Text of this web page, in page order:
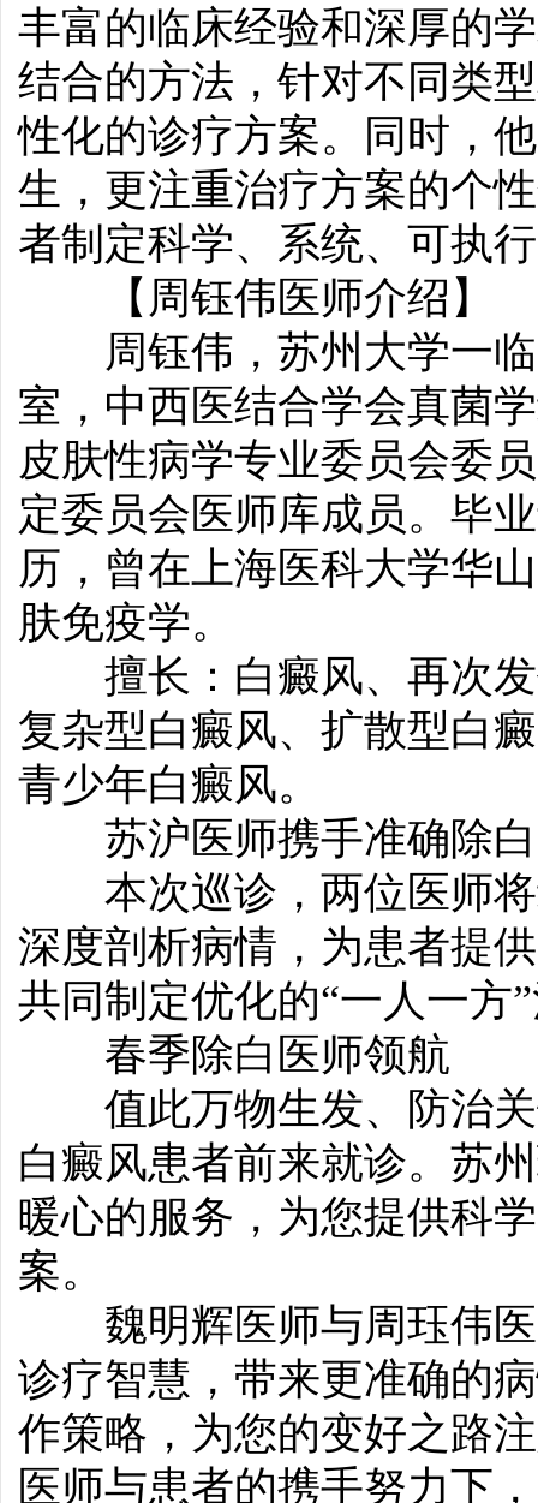
丰富的临床经验和深厚的
结合的方法，针对不同类
性化的诊疗方案。同时，
生，更注重治疗方案的个
者制定科学、系统、可执
【周钰伟医师介绍】
周钰伟，苏州大学一临
室，中西医结合学会真菌
皮肤性病学专业委员会委
定委员会医师库成员。毕
历，曾在上海医科大学华
肤免疫学。
擅长：白癜风、再次发
复杂型白癜风、扩散型白
青少年白癜风。
苏沪医师携手准确除白
本次巡诊，两位医师将
深度剖析病情，为患者提
共同制定优化的“一人一方
春季除白医师领航
值此万物生发、防治关
白癜风患者前来就诊。苏
暖心的服务，为您提供科
案。
魏明辉医师与周珏伟医
诊疗智慧，带来更准确的
作策略，为您的变好之路
医师与患者的携手努力下